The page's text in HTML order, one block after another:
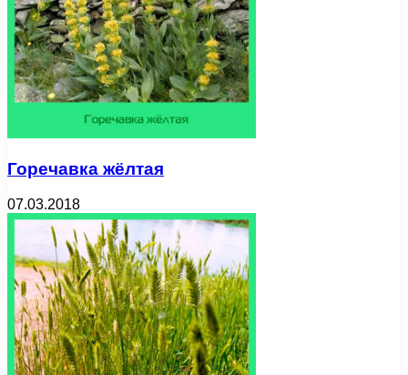
Горечавка жёлтая
07.03.2018